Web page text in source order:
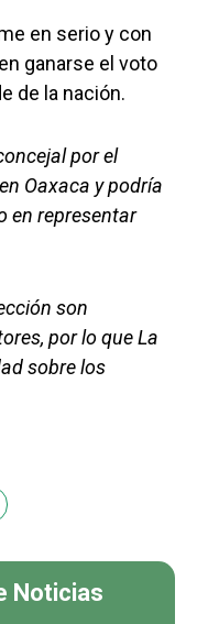
en serio y con
ganarse el voto
de la nación.
por el
Oaxaca y podría
en representar
son
por lo que La
sobre los
Noticias